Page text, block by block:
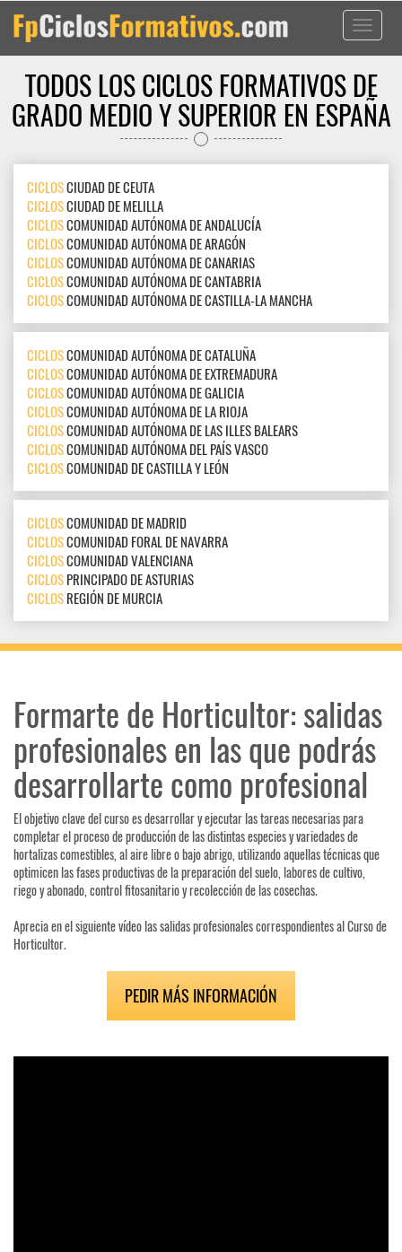
Toggle
TODOS LOS CICLOS FORMATIVOS DE
GRADO MEDIO Y SUPERIOR EN ESPAÑA
CICLOSCIUDAD DE CEUTA
CICLOSCIUDAD DE MELILLA
CICLOSCOMUNIDAD AUTÓNOMA DE ANDALUCÍA
CICLOSCOMUNIDAD AUTÓNOMA DE ARAGÓN
CICLOSCOMUNIDAD AUTÓNOMA DE CANARIAS
CICLOSCOMUNIDAD AUTÓNOMA DE CANTABRIA
CICLOSCOMUNIDAD AUTÓNOMA DE CASTILLA-LA MANCHA
CICLOSCOMUNIDAD AUTÓNOMA DE CATALUÑA
CICLOSCOMUNIDAD AUTÓNOMA DE EXTREMADURA
CICLOSCOMUNIDAD AUTÓNOMA DE GALICIA
CICLOSCOMUNIDAD AUTÓNOMA DE LA RIOJA
CICLOSCOMUNIDAD AUTÓNOMA DE LAS ILLES BALEARS
CICLOSCOMUNIDAD AUTÓNOMA DEL PAÍS VASCO
CICLOSCOMUNIDAD DE CASTILLA Y LEÓN
CICLOSCOMUNIDAD DE MADRID
CICLOSCOMUNIDAD FORAL DE NAVARRA
CICLOSCOMUNIDAD VALENCIANA
CICLOSPRINCIPADO DE ASTURIAS
CICLOSREGIÓN DE MURCIA
Formarte de Horticultor: salidas
profesionales en las que podrás
desarrollarte como profesional
El objetivo clave del curso es desarrollar y ejecutar las tareas necesarias para
completar el proceso de producción de las distintas especies y variedades de
hortalizas comestibles, al aire libre o bajo abrigo, utilizando aquellas técnicas que
optimicen las fases productivas de la preparación del suelo, labores de cultivo,
riego y abonado, control fitosanitario y recolección de las cosechas.
Aprecia en el siguiente vídeo las salidas profesionales correspondientes al Curso de
Horticultor.
PEDIR MÁS INFORMACIÓN